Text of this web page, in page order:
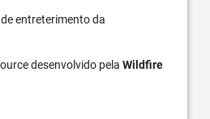
entreterimento da
desenvolvido pela Wildfire